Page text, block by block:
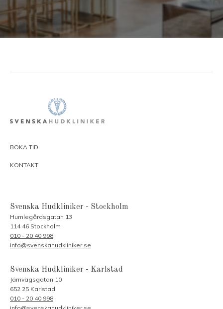
BOKA TID
KONTAKT
Svenska Hudkliniker - Stockholm
Humlegårdsgatan 13
114 46 Stockholm
010 - 20 40 998
info@svenskahudkliniker.se
Svenska Hudkliniker - Karlstad
Järnvägsgatan 10
652 25 Karlstad
010 - 20 40 998
info@svenskahudkliniker.se